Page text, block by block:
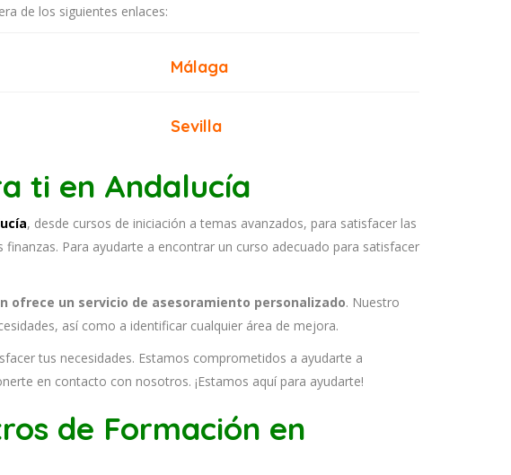
de los siguientes enlaces:
Málaga
Sevilla
ti en Andalucía
, desde cursos de iniciación a temas avanzados, para satisfacer las
Para ayudarte a encontrar un curso adecuado para satisfacer
ofrece un servicio de asesoramiento personalizado. Nuestro
así como a identificar cualquier área de mejora.
tus necesidades. Estamos comprometidos a ayudarte a
en contacto con nosotros. ¡Estamos aquí para ayudarte!
de Formación en